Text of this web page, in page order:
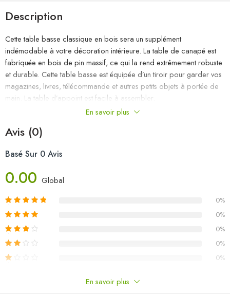
Description
Cette table basse classique en bois sera un supplément
indémodable à votre décoration intérieure. La table de canapé est
fabriquée en bois de pin massif, ce qui la rend extrêmement robuste
et durable. Cette table basse est équipée d’un tiroir pour garder vos
magazines, livres, télécommande et autres petits objets à portée de
main. La table d’appoint est facile à assembler.
Couleur : couleur de bois naturelle
Matériau : bois de pin massif
Avec un tiroir
En savoir plus
Avis (0)
Basé Sur 0 Avis
0.00 Global
0%
0%
0%
0%
0%
En savoir plus